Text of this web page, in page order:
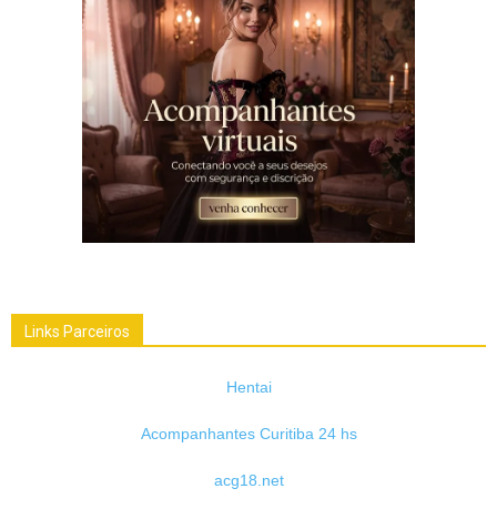
Links Parceiros
Hentai
Acompanhantes Curitiba 24 hs
acg18.net